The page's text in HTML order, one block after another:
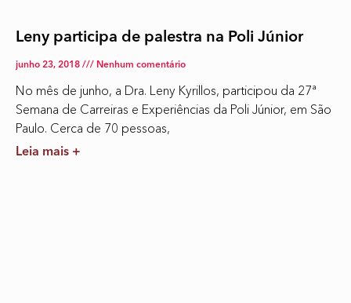
Leny participa de palestra na Poli Júnior
junho 23, 2018 Nenhum comentário
No mês de junho, a Dra. Leny Kyrillos, participou da 27ª
Semana de Carreiras e Experiências da Poli Júnior, em São
Paulo. Cerca de 70 pessoas,
Leia mais +